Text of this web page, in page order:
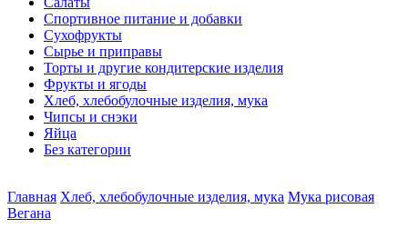
Спортивное питание и добавки
Сухофрукты
Сырье и приправы
Торты и другие кондитерские изделия
Фрукты и ягоды
Хлеб, хлебобулочные изделия, мука
Чипсы и снэки
Яйца
Без категории
Главная Хлеб, хлебобулочные изделия, мука Мука рисовая
Вегана